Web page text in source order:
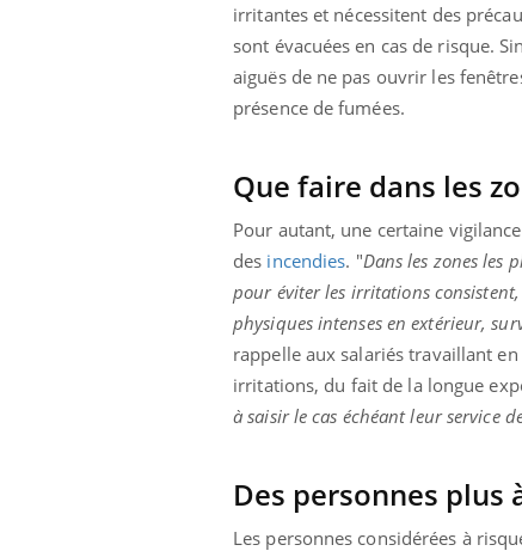
irritantes et nécessitent des
sont évacuées en cas de risque.
aiguës de ne pas ouvrir les
présence de fumées.
Que faire dans les
Pour autant, une certaine
des incendies. "Dans les zones les
pour éviter les irritations
physiques intenses en extérieur,
rappelle aux salariés travaillant
irritations, du fait de la longue
à saisir le cas échéant leur service
Des personnes plus
Les personnes considérées à